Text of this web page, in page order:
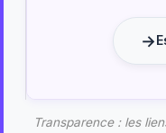
Transparence : les